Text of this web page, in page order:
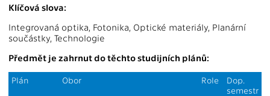
Klíčová slova:
Integrovaná optika, Fotonika, Optické materiály, Planární
součástky, Technologie
Předmět je zahrnut do těchto studijních plánů:
Plán Obor Role
Dop.
semestr